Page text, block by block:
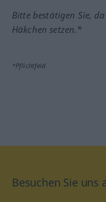
Bitte bestätigen Sie,
Häkchen setzen.*
*Pflichtfeld
Besuchen Sie uns